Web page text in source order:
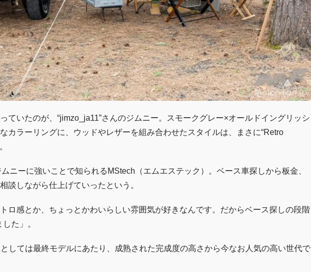
ていたのが、“jimzo_ja11”さんのジムニー。スモークグレー×オールドイングリッシ
カラーリングに、ウッドやレザーを組み合わせたスタイルは、まさに“Retro
ニーに強いことで知られるMStech（エムエステック）。ベース車探しから板金、
談しながら仕上げていったという。
ロ感とか、ちょっとかわいらしい雰囲気が好きなんです。だからベース探しの段階
た」。
しては最終モデルにあたり、成熟された完成度の高さから今なお人気の高い世代で